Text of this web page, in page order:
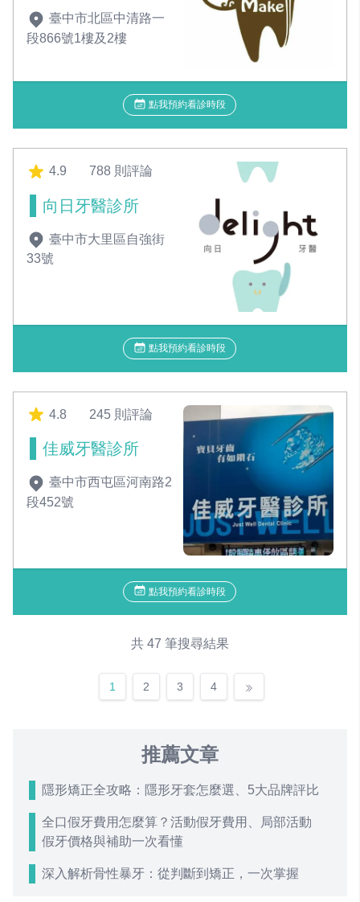
臺中市北區中清路一
段866號1樓及2樓
點我預約看診時段
4.9 788 則評論
向日牙醫診所
臺中市大里區自強街
33號
點我預約看診時段
4.8 245 則評論
佳威牙醫診所
臺中市西屯區河南路2
段452號
點我預約看診時段
共 47 筆搜尋結果
1 2 3 4
推薦文章
隱形矯正全攻略：隱形牙套怎麼選、5大品牌評比
全口假牙費用怎麼算？活動假牙費用、局部活動
假牙價格與補助一次看懂
深入解析骨性暴牙：從判斷到矯正，一次掌握